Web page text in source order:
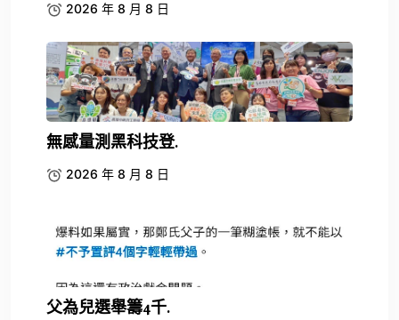
2026 年 8 月 8 日
無感量測黑科技登.
2026 年 8 月 8 日
父為兒選舉籌4千.